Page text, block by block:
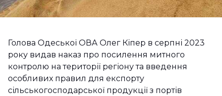
Голова Одеської ОВА Олег Кіпер в серпні 2023
року видав наказ про посилення митного
контролю на території регіону та введення
особливих правил для експорту
сільськогосподарської продукції з портів